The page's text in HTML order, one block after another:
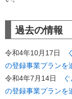
過去の情報
令和4年10月17日
の登録事業プランを
令和4年7月14日
の登録事業プランを